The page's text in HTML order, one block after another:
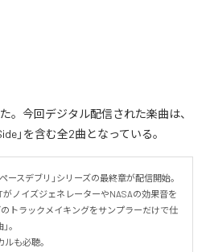
た。今回デジタル配信された楽曲は、
」を含む全2曲となっている。
ースデブリ｣シリーズの最終章が配信開始｡
がノイズジェネレーターやNASAの効果音を
トラックメイキングをサンプラーだけで仕
。
ルも必聴｡